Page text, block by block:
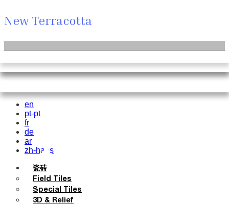
New Terracotta
Hand Painted
Bold Pattern
Parquet Bisque
Natural Cotto
Smink Studio
Elisa Passino
Special Firing
Vintage Metallics
Gold & Platinum
Blends
Dry Colours
This Is Freedom
目录和 技术规格
常见问题
地方和故事
材料和可持续性 灵感与文化
en
pt-pt
fr
de
ar
zh-hans
瓷砖
Field Tiles
Special Tiles
3D & Relief